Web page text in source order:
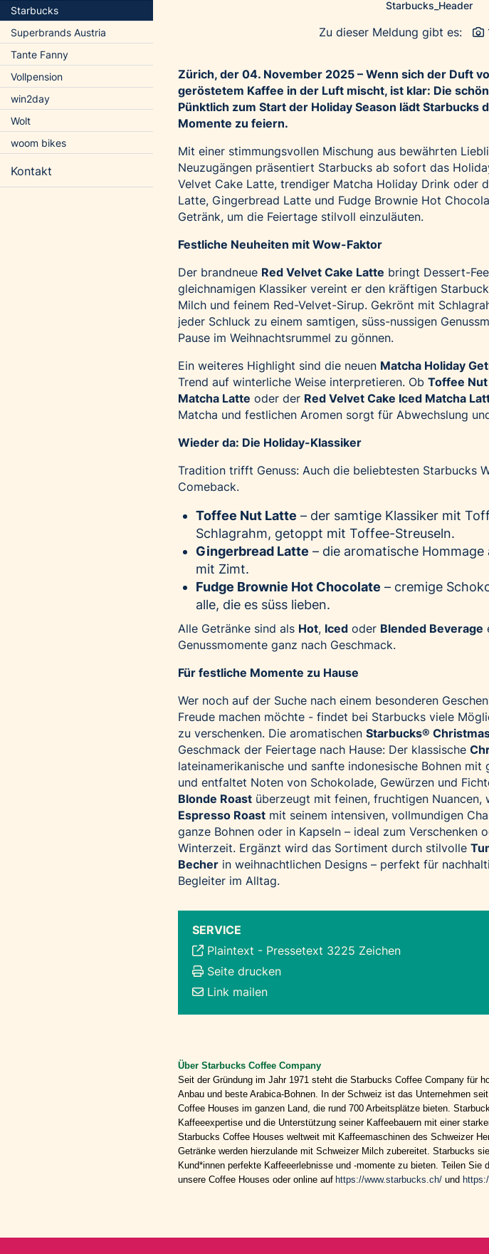
Starbucks
Superbrands Austria
Tante Fanny
Vollpension
win2day
Wolt
woom bikes
Kontakt
Starbucks_Header
Zu dieser Meldung gibt es:
Zürich, der 04. November 2025 – Wenn sich der Duft
geröstetem Kaffee in der Luft mischt, ist klar: Die
Pünktlich zum Start der Holiday Season lädt Starbucks
Momente zu feiern.
Mit einer stimmungsvollen Mischung aus bewährten
Neuzugängen präsentiert Starbucks ab sofort das
Velvet Cake Latte, trendiger Matcha Holiday Drink oder
Latte, Gingerbread Latte und Fudge Brownie Hot
Getränk, um die Feiertage stilvoll einzuläuten.
Festliche Neuheiten mit Wow-Faktor
Der brandneue Red Velvet Cake Latte bringt Dessert-
gleichnamigen Klassiker vereint er den kräftigen
Milch und feinem Red-Velvet-Sirup. Gekrönt mit
jeder Schluck zu einem samtigen, süss-nussigen
Pause im Weihnachtsrummel zu gönnen.
Ein weiteres Highlight sind die neuen Matcha Holiday
Trend auf winterliche Weise interpretieren. Ob Toffee
Matcha Latte oder der Red Velvet Cake Iced Matcha
Matcha und festlichen Aromen sorgt für Abwechslung
Wieder da: Die Holiday-Klassiker
Tradition trifft Genuss: Auch die beliebtesten Starbucks
Comeback.
Toffee Nut Latte – der samtige Klassiker mit
Schlagrahm, getoppt mit Toffee-Streuseln.
Gingerbread Latte – die aromatische
mit Zimt.
Fudge Brownie Hot Chocolate – cremige
alle, die es süss lieben.
Alle Getränke sind als Hot, Iced oder Blended Beverage
Genussmomente ganz nach Geschmack.
Für festliche Momente zu Hause
Wer noch auf der Suche nach einem besonderen
Freude machen möchte - findet bei Starbucks viele
zu verschenken. Die aromatischen Starbucks®
Geschmack der Feiertage nach Hause: Der klassische
lateinamerikanische und sanfte indonesische Bohnen mit
und entfaltet Noten von Schokolade, Gewürzen und
Blonde Roast überzeugt mit feinen, fruchtigen Nuancen,
Espresso Roast mit seinem intensiven, vollmundigen
ganze Bohnen oder in Kapseln – ideal zum Verschenken
Winterzeit. Ergänzt wird das Sortiment durch stilvolle
Becher in weihnachtlichen Designs – perfekt für
Begleiter im Alltag.
SERVICE
Plaintext - Pressetext 3225 Zeichen
Seite drucken
Link mailen
Über Starbucks Coffee Company
Seit der Gründung im Jahr 1971 steht die Starbucks Coffee Company für
Anbau und beste Arabica-Bohnen. In der Schweiz ist das Unternehmen
Coffee Houses im ganzen Land, die rund 700 Arbeitsplätze bieten.
Kaffeeexpertise und die Unterstützung seiner Kaffeebauern mit einer
Starbucks Coffee Houses weltweit mit Kaffeemaschinen des Schweizer
Getränke werden hierzulande mit Schweizer Milch zubereitet. Starbucks
Kund*innen perfekte Kaffeeerlebnisse und -momente zu bieten. Teilen
unsere Coffee Houses oder online auf https://www.starbucks.ch/ und